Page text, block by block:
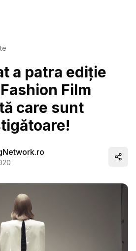
a patra ediție
Film
care sunt